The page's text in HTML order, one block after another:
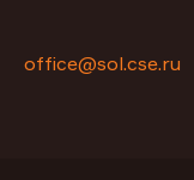
office@sol.cse.ru